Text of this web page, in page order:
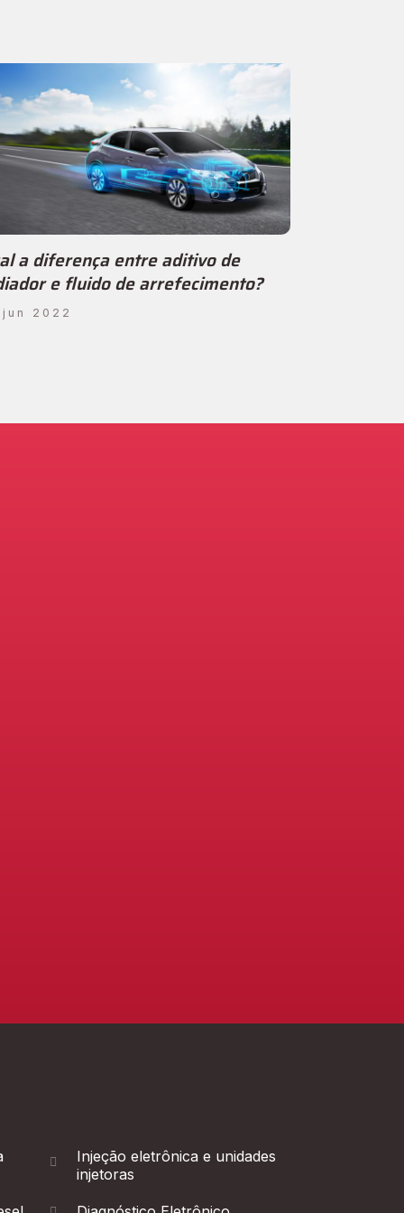
a diferença entre aditivo de
e fluido de arrefecimento?
2022
Injeção eletrônica e unidades
injetoras